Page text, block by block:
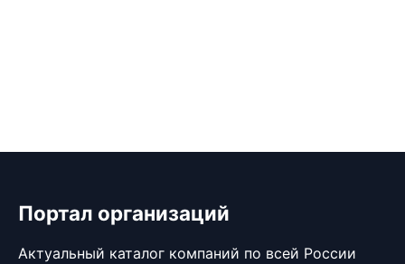
Портал организаций
Актуальный каталог компаний по всей России